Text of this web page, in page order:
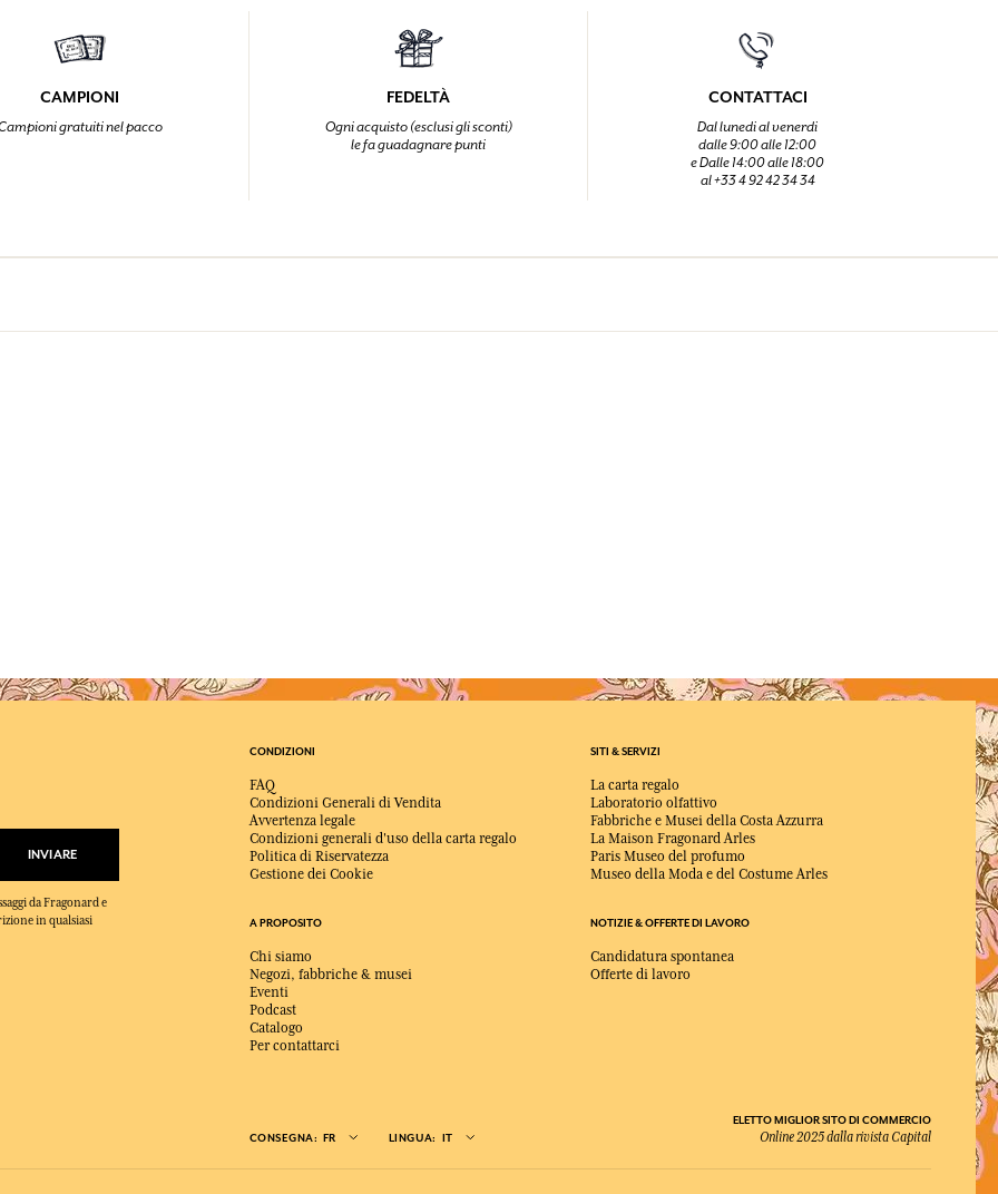
CAMPIONI
gratuiti nel pacco
FEDELTÀ
Ogni acquisto (esclusi gli sconti)
le fa guadagnare punti
CONTATTACI
Dal lunedi al venerdi
dalle 9:00 alle 12:00
e Dalle 14:00 alle 18:00
al +33 4 92 42 34 34
INVIARE
da Fragonard e
in qualsiasi
CONDIZIONI
FAQ
Condizioni Generali di Vendita
Avvertenza legale
Condizioni generali d'uso della carta regalo
Politica di Riservatezza
Gestione dei Cookie
SITI & SERVIZI
La carta regalo
Laboratorio olfattivo
Fabbriche e Musei della Costa Azzurra
La Maison Fragonard Arles
Paris Museo del profumo
Museo della Moda e del Costume Arles
A PROPOSITO
Chi siamo
Negozi, fabbriche & musei
Eventi
Podcast
Catalogo
Per contattarci
NOTIZIE & OFFERTE DI LAVORO
Candidatura spontanea
Offerte di lavoro
CONSEGNA: FR LINGUA: IT
ELETTO MIGLIOR SITO DI COMMERCIO
Online 2025 dalla rivista Capital